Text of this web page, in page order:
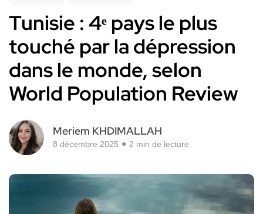
Tunisie : 4ᵉ pays le plus
touché par la dépression
dans le monde, selon
World Population Review
Meriem KHDIMALLAH
8 décembre 2025 2 min de lecture